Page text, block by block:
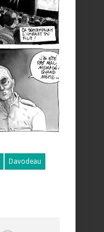
Davodeau